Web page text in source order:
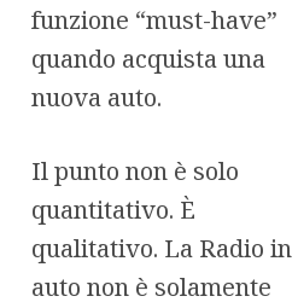
funzione “must-have”
quando acquista una
nuova auto.
Il punto non è solo
quantitativo. È
qualitativo. La Radio in
auto non è solamente